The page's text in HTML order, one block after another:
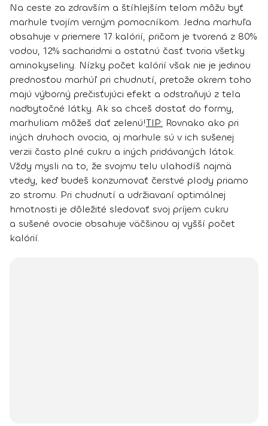
Na ceste za zdravším a štíhlejším telom môžu byť
marhule tvojím verným pomocníkom. Jedna marhuľa
obsahuje v priemere 17 kalórií, pričom je tvorená z 80%
vodou, 12% sacharidmi a ostatnú časť tvoria všetky
aminokyseliny. Nízky počet kalórií však nie je jedinou
prednosťou marhúľ pri chudnutí, pretože okrem toho
majú výborný prečisťujúci efekt a odstraňujú z tela
nadbytočné látky. Ak sa chceš dostať do formy,
marhuliam môžeš dať zelenú!TIP: Rovnako ako pri
iných druhoch ovocia, aj marhule sú v ich sušenej
verzii často plné cukru a iných pridávaných látok.
Vždy mysli na to, že svojmu telu ulahodíš najmä
vtedy, keď budeš konzumovať čerstvé plody priamo
zo stromu. Pri chudnutí a udržiavaní optimálnej
hmotnosti je dôležité sledovať svoj príjem cukru
a sušené ovocie obsahuje väčšinou aj vyšší počet
kalórií.